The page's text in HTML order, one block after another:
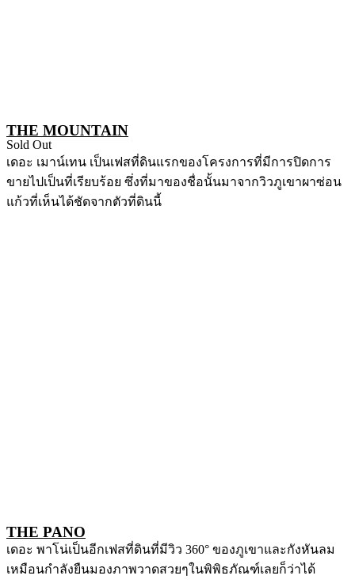
THE MOUNTAIN
Sold Out
เดอะ เมาน์เทน เป็นเฟสที่ดินแรกของโครงการที่มีการปิดการ
ขายไปเป็นที่เรียบร้อย ซึ่งที่มาของชื่อนั้นมาจากวิวภูเขาผาซ่อน
แก้วที่เห็นได้ชัดจากตัวที่ดินนี้
THE PANO
เดอะ พาโน่เป็นอีกเฟสที่ดินที่มีวิว 360° ของภูเขาและกังหันลม
เหมือนกำลังยืนมองภาพวาดสวยๆในพิพิธภัณฑ์เลยก็ว่าได้